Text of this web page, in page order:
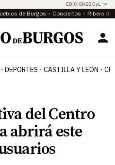
EDICIONES CyL
de Burgos Conciertos Ribera del
DEPORTES CASTILLA Y LEÓN
del Centro
abrirá este